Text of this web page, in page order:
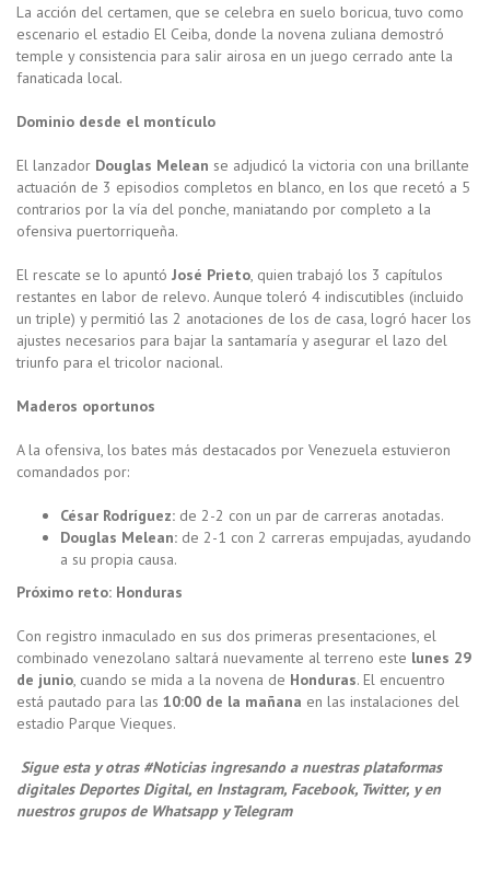
La acción del certamen, que se celebra en suelo boricua, tuvo como
escenario el estadio El Ceiba, donde la novena zuliana demostró
temple y consistencia para salir airosa en un juego cerrado ante la
fanaticada local.
Dominio desde el montículo
El lanzador Douglas Melean se adjudicó la victoria con una brillante
actuación de 3 episodios completos en blanco, en los que recetó a 5
contrarios por la vía del ponche, maniatando por completo a la
ofensiva puertorriqueña.
El rescate se lo apuntó José Prieto, quien trabajó los 3 capítulos
restantes en labor de relevo. Aunque toleró 4 indiscutibles (incluido
un triple) y permitió las 2 anotaciones de los de casa, logró hacer los
ajustes necesarios para bajar la santamaría y asegurar el lazo del
triunfo para el tricolor nacional.
Maderos oportunos
A la ofensiva, los bates más destacados por Venezuela estuvieron
comandados por:
César Rodríguez: de 2-2 con un par de carreras anotadas.
Douglas Melean: de 2-1 con 2 carreras empujadas, ayudando
a su propia causa.
Próximo reto: Honduras
Con registro inmaculado en sus dos primeras presentaciones, el
combinado venezolano saltará nuevamente al terreno este lunes 29
de junio, cuando se mida a la novena de Honduras. El encuentro
está pautado para las 10:00 de la mañana en las instalaciones del
estadio Parque Vieques.
Sigue esta y otras #Noticias ingresando a nuestras plataformas
digitales Deportes Digital, en Instagram, Facebook, Twitter, y en
nuestros grupos de Whatsapp y Telegram